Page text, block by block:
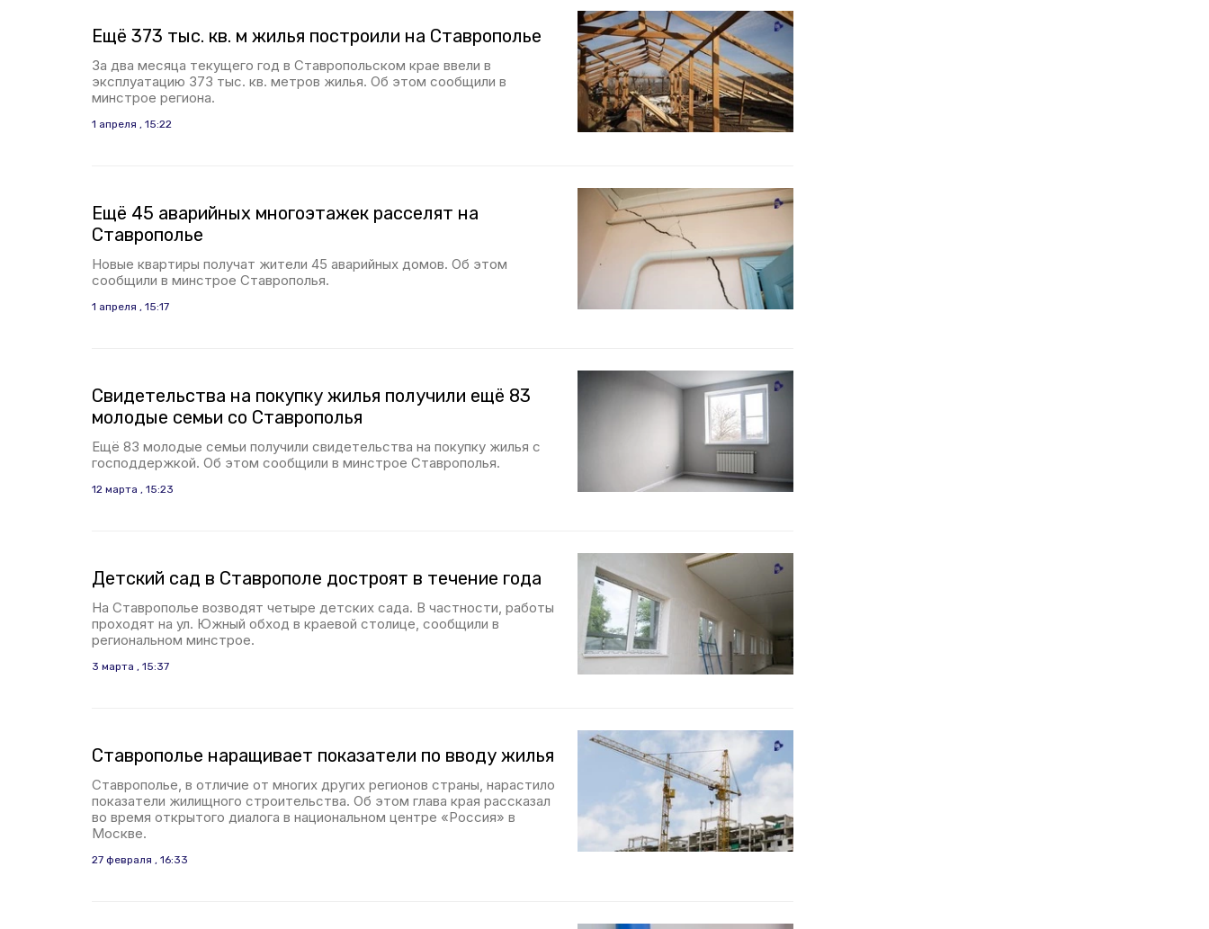
Ещё 373 тыс. кв. м жилья построили на Ставрополье
За два месяца текущего год в Ставропольском крае ввели в
эксплуатацию 373 тыс. кв. метров жилья. Об этом сообщили в
минстрое региона.
1 апреля , 15:22
Ещё 45 аварийных многоэтажек расселят на
Ставрополье
Новые квартиры получат жители 45 аварийных домов. Об этом
сообщили в минстрое Ставрополья.
1 апреля , 15:17
Свидетельства на покупку жилья получили ещё 83
молодые семьи со Ставрополья
Ещё 83 молодые семьи получили свидетельства на покупку жилья с
господдержкой. Об этом сообщили в минстрое Ставрополья.
12 марта , 15:23
Детский сад в Ставрополе достроят в течение года
На Ставрополье возводят четыре детских сада. В частности, работы
проходят на ул. Южный обход в краевой столице, сообщили в
региональном минстрое.
3 марта , 15:37
Ставрополье наращивает показатели по вводу жилья
Ставрополье, в отличие от многих других регионов страны, нарастило
показатели жилищного строительства. Об этом глава края рассказал
во время открытого диалога в национальном центре «Россия» в
Москве.
27 февраля , 16:33